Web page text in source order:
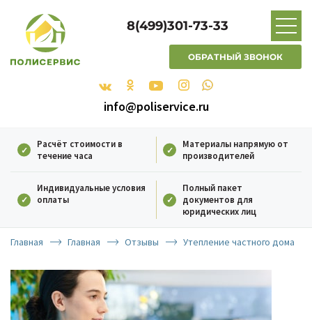
8(499)301-73-33
ОБРАТНЫЙ ЗВОНОК
info@poliservice.ru
Расчёт стоимости в
течение часа
Материалы напрямую от
производителей
Индивидуальные условия
оплаты
Полный пакет
документов для
юридических лиц
Главная Главная Отзывы Утепление частного дома